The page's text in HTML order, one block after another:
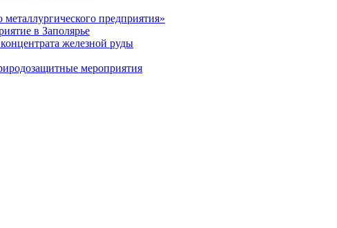
предприятия»
в Заполярье
железной руды
мероприятия